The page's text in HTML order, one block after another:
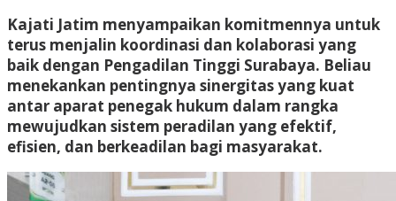
Kajati Jatim menyampaikan komitmennya untuk
terus menjalin koordinasi dan kolaborasi yang
baik dengan Pengadilan Tinggi Surabaya. Beliau
menekankan pentingnya sinergitas yang kuat
antar aparat penegak hukum dalam rangka
mewujudkan sistem peradilan yang efektif,
efisien, dan berkeadilan bagi masyarakat.